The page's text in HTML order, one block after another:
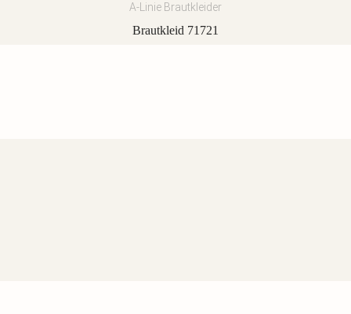
A-Linie Brautkleider
Brautkleid 71721